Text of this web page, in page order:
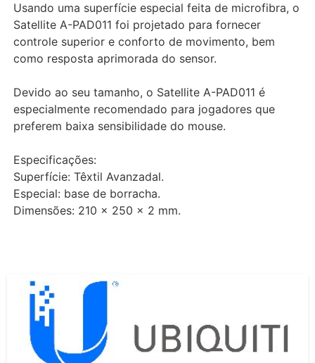
Usando uma superfície especial feita de microfibra, o
Satellite A-PAD011 foi projetado para fornecer
controle superior e conforto de movimento, bem
como resposta aprimorada do sensor.
Devido ao seu tamanho, o Satellite A-PAD011 é
especialmente recomendado para jogadores que
preferem baixa sensibilidade do mouse.
Especificações:
Superfície: Têxtil Avanzadal.
Especial: base de borracha.
Dimensões: 210 x 250 x 2 mm.